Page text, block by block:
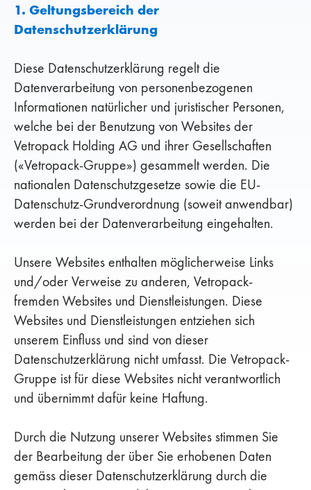
1. Geltungsbereich der
Datenschutzerklärung
Diese Datenschutzerklärung regelt die
Datenverarbeitung von personenbezogenen
Informationen natürlicher und juristischer Personen,
welche bei der Benutzung von Websites der
Vetropack Holding AG und ihrer Gesellschaften
(«Vetropack-Gruppe») gesammelt werden. Die
nationalen Datenschutzgesetze sowie die EU-
Datenschutz-Grundverordnung (soweit anwendbar)
werden bei der Datenverarbeitung eingehalten.
Unsere Websites enthalten möglicherweise Links
und/oder Verweise zu anderen, Vetropack-
fremden Websites und Dienstleistungen. Diese
Websites und Dienstleistungen entziehen sich
unserem Einfluss und sind von dieser
Datenschutzerklärung nicht umfasst. Die Vetropack-
Gruppe ist für diese Websites nicht verantwortlich
und übernimmt dafür keine Haftung.
Durch die Nutzung unserer Websites stimmen Sie
der Bearbeitung der über Sie erhobenen Daten
gemäss dieser Datenschutzerklärung durch die